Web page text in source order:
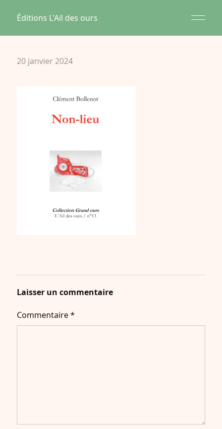
Éditions L'Ail des ours
20 janvier 2024
Laisser un commentaire
Commentaire*